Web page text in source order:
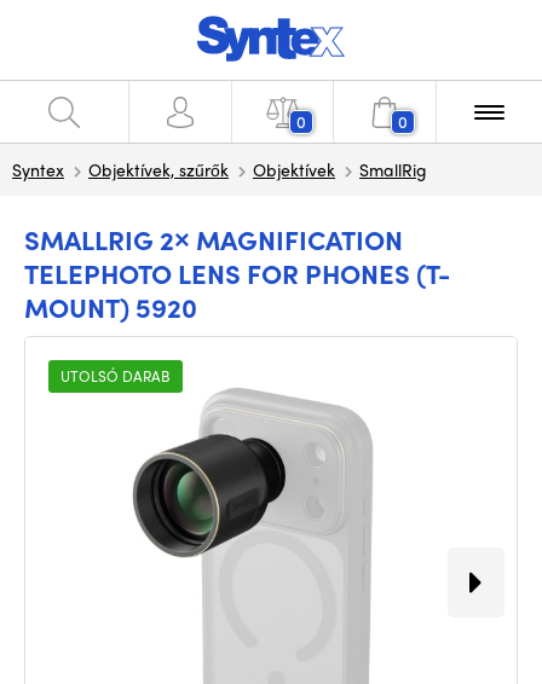
0 0
Syntex Objektívek, szűrők Objektívek SmallRig
SMALLRIG 2× MAGNIFICATION
TELEPHOTO LENS FOR PHONES (T-
MOUNT) 5920
UTOLSÓ DARAB